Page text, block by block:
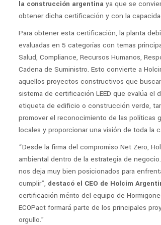
la construcción argentinaya que se
obtener dicha certificación y con la
Para obtener esta certificación, la planta
evaluadas en 5 categorías con temas
Salud, Compliance, Recursos Humanos,
Cadena de Suministro. Esto convierte a
aquellos proyectos constructivos que
sistema de certificación LEED que evalúa
etiqueta de edificio o construcción verde,
promover el reconocimiento de las políticas
locales y proporcionar una visión de toda la
“Desde la firma del compromiso Net Zero,
ambiental dentro de la estrategia de
nos deja muy bien posicionados para
cumplir”, destacó el CEO de Holcim
certificación mérito del equipo de
ECOPact formará parte de los principales
orgullo.”